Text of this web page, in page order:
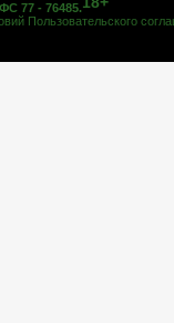
77 - 76485.
Пользовательского